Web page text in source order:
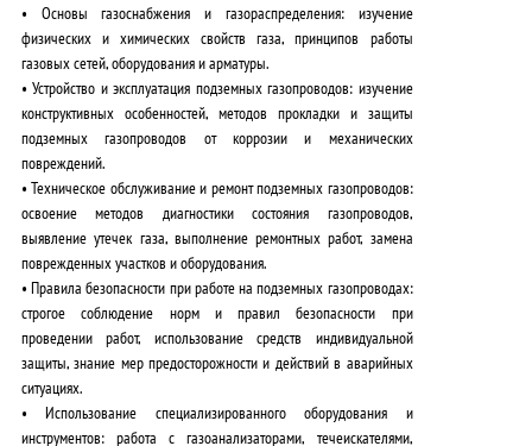
• Основы газоснабжения и газораспределения: изучение
физических и химических свойств газа, принципов работы
газовых сетей, оборудования и арматуры.
•Устройство и эксплуатация подземных газопроводов: изучение
конструктивных особенностей, методов прокладки и защиты
подземных газопроводов от коррозии и механических
повреждений.
•Техническое обслуживание и ремонт подземных газопроводов:
освоение методов диагностики состояния газопроводов,
выявление утечек газа, выполнение ремонтных работ, замена
поврежденных участков и оборудования.
•Правила безопасности при работе на подземных газопроводах:
строгое соблюдение норм и правил безопасности при
проведении работ, использование средств индивидуальной
защиты, знание мер предосторожности и действий в аварийных
ситуациях.
•Использование специализированного оборудования и
инструментов: работа с газоанализаторами, течеискателями,